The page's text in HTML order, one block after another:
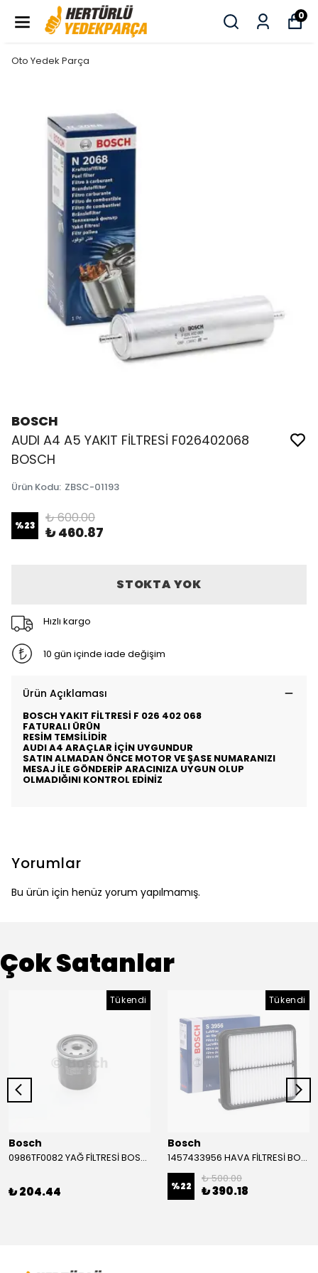
0
Oto Yedek Parça
BOSCH
AUDI A4 A5 YAKIT FİLTRESİ F026402068
BOSCH
Ürün Kodu: ZBSC-01193
%23 ₺ 600.00
₺ 460.87
STOKTA YOK
Hızlı kargo
10 gün içinde iade değişim
Ürün Açıklaması
BOSCH YAKIT FİLTRESİ F 026 402 068
FATURALI ÜRÜN
RESİM TEMSİLİDİR
AUDI A4 ARAÇLAR İÇİN UYGUNDUR
SATIN ALMADAN ÖNCE MOTOR VE ŞASE NUMARANIZI
MESAJ İLE GÖNDERİP ARACINIZA UYGUN OLUP
OLMADIĞINI KONTROL EDİNİZ
Yorumlar
Bu ürün için henüz yorum yapılmamış.
Çok Satanlar
Tükendi
Bosch
0986TF0082 YAĞ FİLTRESİ BOSCH
₺ 204.44
Tükendi
Bosch
1457433956 HAVA FİLTRESİ BOSCH
%22
₺ 500.00
₺ 390.18